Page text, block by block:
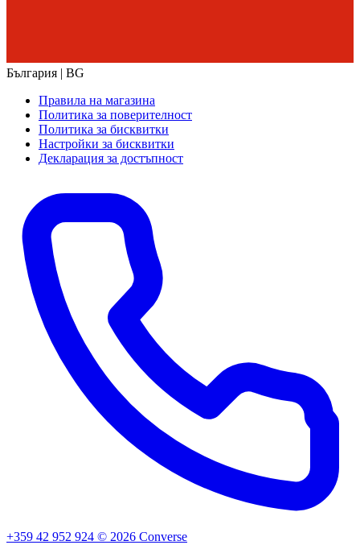
България | BG
Правила на магазина
Политика за поверителност
Политика за бисквитки
Настройки за бисквитки
Декларация за достъпност
+359 42 952 924 © 2026 Converse